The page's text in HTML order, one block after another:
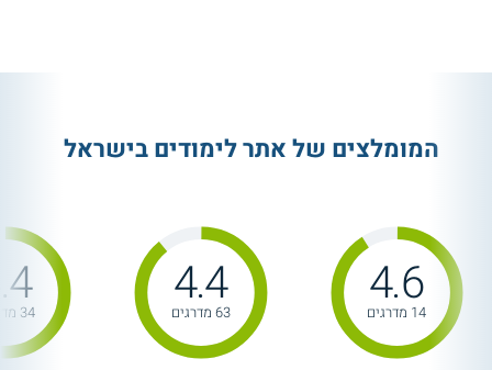
מכללת אשקלון - תואר ראשון
שירות אישי חינם
תואר ראשון באוניברסיטת חיפה
שירות אישי חינם
המומלצים של אתר לימודים בישראל
4.6
14 מדרגים 4.4
63 מדרגים 34 מדרגים